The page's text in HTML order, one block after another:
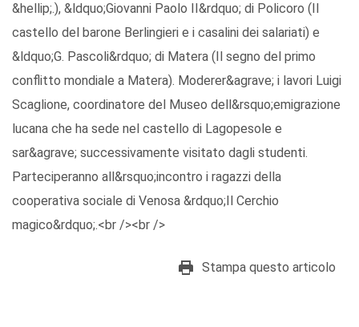
&hellip;.), &ldquo;Giovanni Paolo II&rdquo; di Policoro (Il
castello del barone Berlingieri e i casalini dei salariati) e
&ldquo;G. Pascoli&rdquo; di Matera (Il segno del primo
conflitto mondiale a Matera). Moderer&agrave; i lavori Luigi
Scaglione, coordinatore del Museo dell&rsquo;emigrazione
lucana che ha sede nel castello di Lagopesole e
sar&agrave; successivamente visitato dagli studenti.
Parteciperanno all&rsquo;incontro i ragazzi della
cooperativa sociale di Venosa &rdquo;Il Cerchio
magico&rdquo;.<br /><br />
Stampa questo articolo